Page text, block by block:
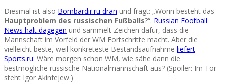
Diesmal ist also Bombardir.ru dran und fragt: „Worin besteht das
Hauptproblem des russischen Fußballs?“. Russian Football
News hält dagegen und sammelt Zeichen dafür, dass die
Mannschaft im Vorfeld der WM Fortschritte macht. Aber die
vielleicht beste, weil konkreteste Bestandsaufnahme liefert
Sports.ru: Wäre morgen schon WM, wie sähe dann die
bestmögliche russische Nationalmannschaft aus? (Spoiler: Im Tor
steht Igor Akinfejew.)